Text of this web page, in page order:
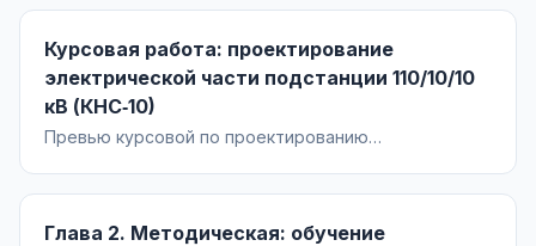
шин и ведомость оборудования. Чертёж А1.
Курсовая работа: проектирование
электрической части подстанции 110/10/10
кВ (КНС‑10)
Превью курсовой по проектированию
подбор аппаратов, шин и ведомость оборудования.
Глава 2. Методическая: обучение